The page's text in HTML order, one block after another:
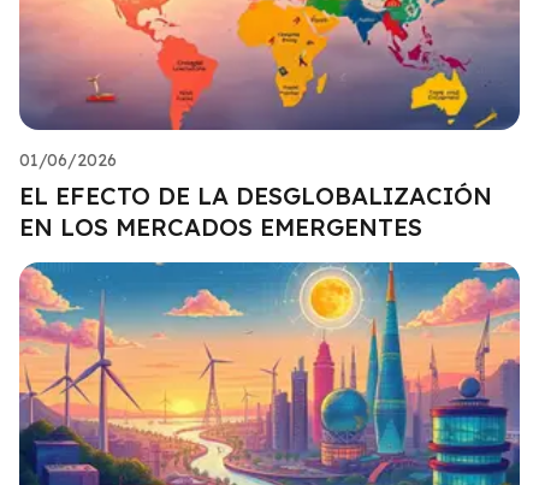
01/06/2026
EL EFECTO DE LA DESGLOBALIZACIÓN
EN LOS MERCADOS EMERGENTES